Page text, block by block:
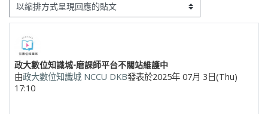
顯示模式
政大數位知識城-磨課師平台不關站維護中
由政大數位知識城 NCCU DKB發表於2025年 07月 3日(Thu)
17:10
Number of replies: 0